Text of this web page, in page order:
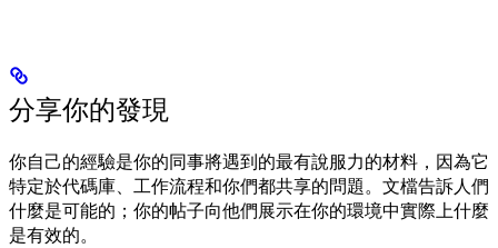
分享你的發現
你自己的經驗是你的同事將遇到的最有說服力的材料，因為它
特定於代碼庫、工作流程和你們都共享的問題。文檔告訴人們
什麼是可能的；你的帖子向他們展示在你的環境中實際上什麼
是有效的。